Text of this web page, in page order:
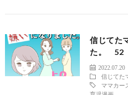
信じてた
た。 52
2022.07.20
信じてた
ママカー